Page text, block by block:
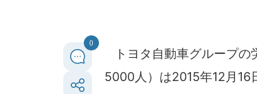
0
トヨタ自動車グループの
5000人）は2015年12月16